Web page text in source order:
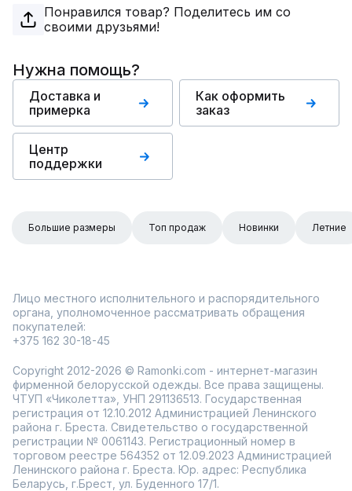
Понравился товар? Поделитесь им со
своими друзьями!
Нужна помощь?
Доставка и
примерка
Как оформить
заказ
Центр
поддержки
Большие размеры Топ продаж Новинки Летние
Лицо местного исполнительного и распорядительного
органа, уполномоченное рассматривать обращения
покупателей:
+375 162 30-18-45
Copyright 2012-2026 © Ramonki.com - интернет-магазин
фирменной белорусской одежды. Все права защищены.
ЧТУП «Чиколетта», УНП 291136513. Государственная
регистрация от 12.10.2012 Администрацией Ленинского
района г. Бреста. Свидетельство о государственной
регистрации № 0061143. Регистрационный номер в
торговом реестре 564352 от 12.09.2023 Администрацией
Ленинского района г. Бреста. Юр. адрес: Республика
Беларусь, г.Брест, ул. Буденного 17/1.